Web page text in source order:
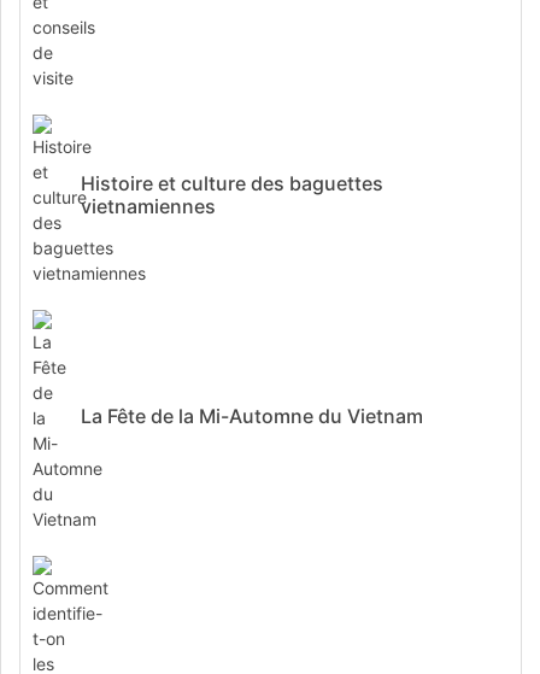
Histoire et culture des baguettes
vietnamiennes
La Fête de la Mi-Automne du Vietnam